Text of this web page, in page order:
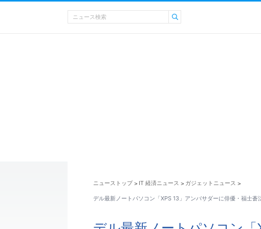
ニューストップ > IT 経済ニュース > ガジェットニュース >
デル最新ノートパソコン「XPS 13」アンバサダーに俳優・福士蒼